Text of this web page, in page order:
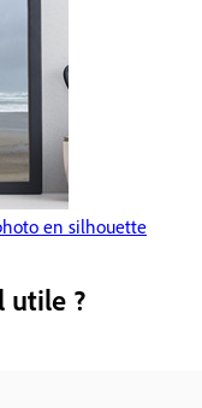
en silhouette
utile ?